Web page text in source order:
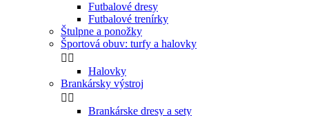
Futbalové dresy
Futbalové trenírky
Štulpne a ponožky
Športová obuv: turfy a halovky
 
Halovky
Brankársky výstroj
 
Brankárske dresy a sety